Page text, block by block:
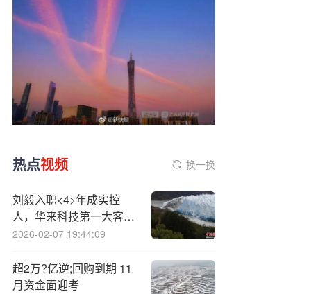
热点视频 换一换
刘毅入职<4>年成实控
人，华来科技第一大客户
收入三连降
2026-02-07 19:44:09
超2万?亿逆;回购到期 11
月资金面迎考